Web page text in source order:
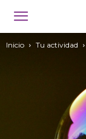
Inicio Tu actividad